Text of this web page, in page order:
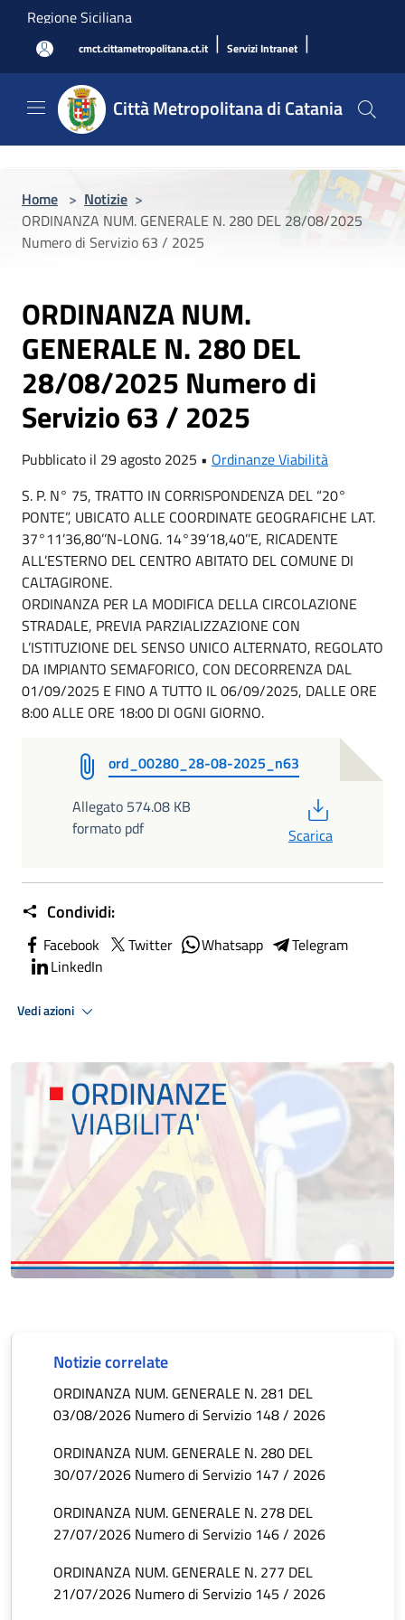
Salta al contenuto principale
Regione Siciliana
cmct.cittametropolitana.ct.it | Servizi Intranet |
Città Metropolitana di Catania
Home > Notizie >
ORDINANZA NUM. GENERALE N. 280 DEL 28/08/2025
Numero di Servizio 63 / 2025
ORDINANZA NUM.
GENERALE N. 280 DEL
28/08/2025 Numero di
Servizio 63 / 2025
Pubblicato il 29 agosto 2025 • Ordinanze Viabilità
S. P. N° 75, TRATTO IN CORRISPONDENZA DEL “20°
PONTE”, UBICATO ALLE COORDINATE GEOGRAFICHE LAT.
37°11’36,80’’N-LONG. 14°39’18,40’’E, RICADENTE
ALL’ESTERNO DEL CENTRO ABITATO DEL COMUNE DI
CALTAGIRONE.
ORDINANZA PER LA MODIFICA DELLA CIRCOLAZIONE
STRADALE, PREVIA PARZIALIZZAZIONE CON
L’ISTITUZIONE DEL SENSO UNICO ALTERNATO, REGOLATO
DA IMPIANTO SEMAFORICO, CON DECORRENZA DAL
01/09/2025 E FINO A TUTTO IL 06/09/2025, DALLE ORE
8:00 ALLE ORE 18:00 DI OGNI GIORNO.
ord_00280_28-08-2025_n63
Allegato 574.08 KB
formato pdf
Scarica
Condividi:
Facebook Twitter Whatsapp
Telegram
LinkedIn
Vedi azioni
Notizie correlate
ORDINANZA NUM. GENERALE N. 281 DEL
03/08/2026 Numero di Servizio 148 / 2026
ORDINANZA NUM. GENERALE N. 280 DEL
30/07/2026 Numero di Servizio 147 / 2026
ORDINANZA NUM. GENERALE N. 278 DEL
27/07/2026 Numero di Servizio 146 / 2026
ORDINANZA NUM. GENERALE N. 277 DEL
21/07/2026 Numero di Servizio 145 / 2026